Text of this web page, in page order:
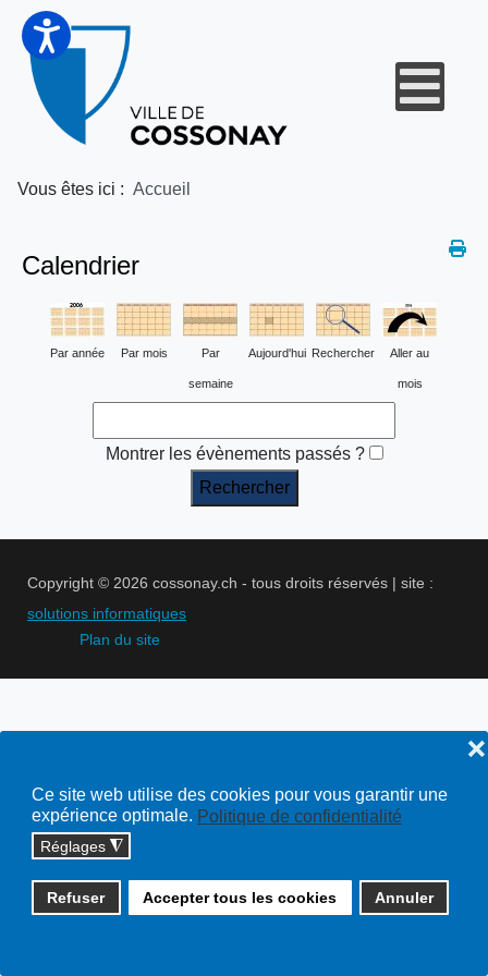
Ce site web utilise des cookies pour vous garantir une
expérience optimale. Politique de confidentialité
Réglages ◮
Refuser Accepter tous les cookies Annuler
❌
Vous êtes ici : Accueil
Calendrier
Par année Par mois Par
semaine
Aujourd'hui Rechercher Aller au
mois
Montrer les évènements passés ?
Copyright © 2026 cossonay.ch - tous droits réservés | site :
solutions informatiques
Plan du site